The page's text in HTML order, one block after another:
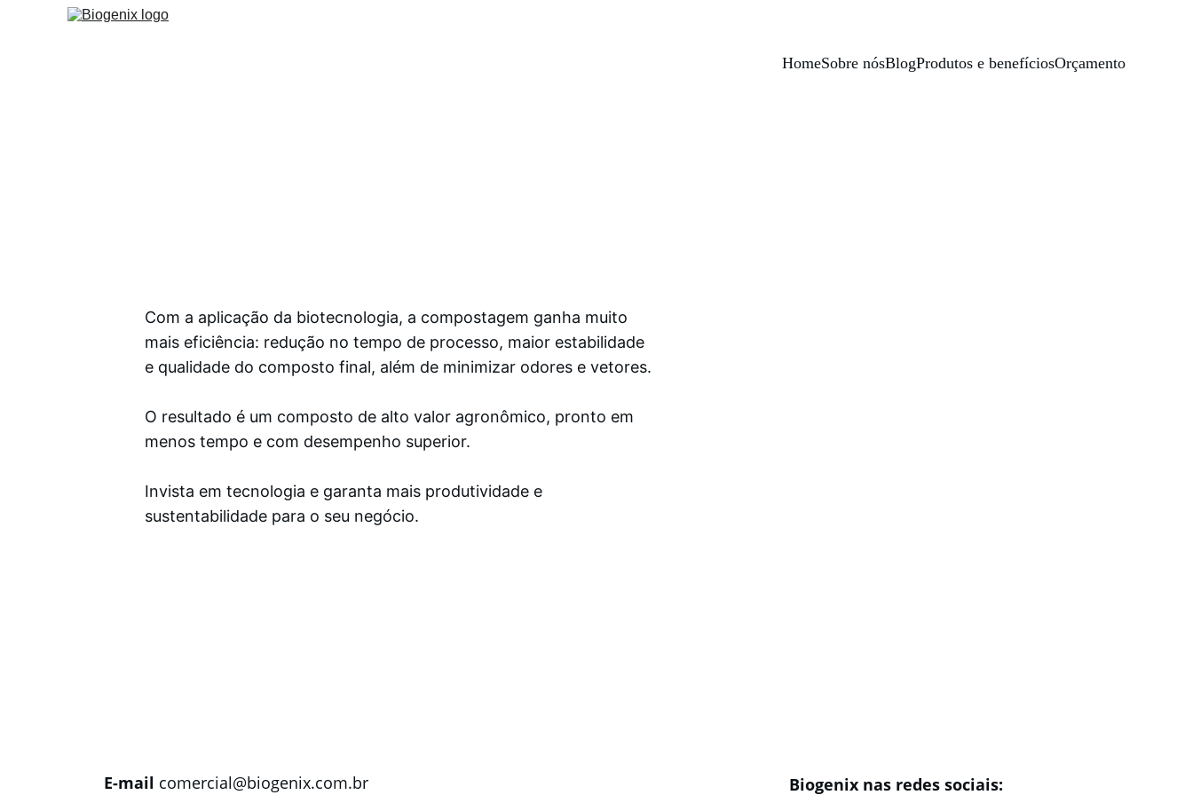
HomeSobre nósBlogProdutos e benefíciosOrçamento
Com a aplicação da biotecnologia, a compostagem ganha muito
mais eficiência: redução no tempo de processo, maior estabilidade
e qualidade do composto final, além de minimizar odores e vetores.
O resultado é um composto de alto valor agronômico, pronto em
menos tempo e com desempenho superior.
Invista em tecnologia e garanta mais produtividade e
sustentabilidade para o seu negócio.
E-mail comercial@biogenix.com.br Biogenix nas redes sociais: